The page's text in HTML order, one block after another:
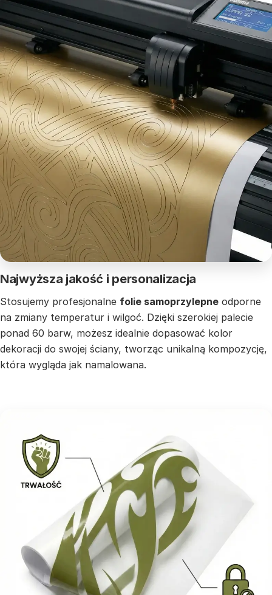
Najwyższa jakość i personalizacja
Stosujemy profesjonalne folie samoprzylepne odporne
na zmiany temperatur i wilgoć. Dzięki szerokiej palecie
ponad 60 barw, możesz idealnie dopasować kolor
dekoracji do swojej ściany, tworząc unikalną kompozycję,
która wygląda jak namalowana.